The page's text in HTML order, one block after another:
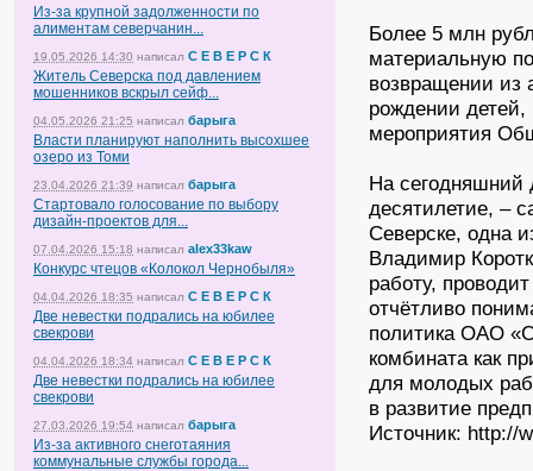
Из-за крупной задолженности по
алиментам северчанин...
19.05.2026 14:30 написал С Е В Е Р С К
Житель Северска под давлением
мошенников вскрыл сейф...
04.05.2026 21:25 написал барыга
Власти планируют наполнить высохшее
озеро из Томи
23.04.2026 21:39 написал барыга
Стартовало голосование по выбору
дизайн-проектов для...
07.04.2026 15:18 написал alex33kaw
Конкурс чтецов «Колокол Чернобыля»
04.04.2026 18:35 написал С Е В Е Р С К
Две невестки подрались на юбилее
свекрови
04.04.2026 18:34 написал С Е В Е Р С К
Две невестки подрались на юбилее
свекрови
27.03.2026 19:54 написал барыга
Из-за активного снеготаяния
коммунальные службы города...
Более 5 млн
материальную
возвращении из
рождении
мероприятия
На сегодняшний
десятилетие, –
Северске, одна
Владимир
работу,
отчётливо
политика ОАО
комбината как
для молодых
в развитие
Источник: http://